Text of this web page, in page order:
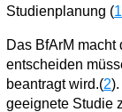
Studienplanung (1
Das BfArM
entscheiden
beantragt wird.(2
geeignete Studie